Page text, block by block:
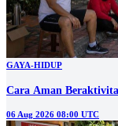
GAYA-HIDUP
Cara Aman
06 Aug 2026 08:00 UTC